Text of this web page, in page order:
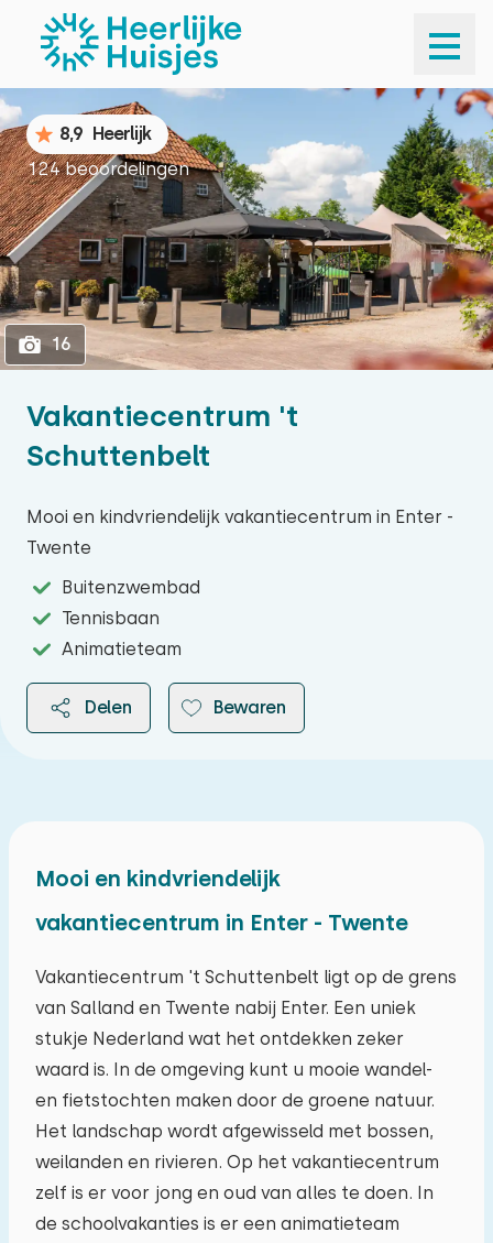
1
Vakantiecentrum 't
Schuttenbelt
Mooi en kindvriendelijk vakantiecentrum in Enter -
Twente
Buitenzwembad
Tennisbaan
Animatieteam
Delen Bewaren
8,9 Heerlijk
124 beoordelingen
16
Mooi en kindvriendelijk
vakantiecentrum in Enter - Twente
Vakantiecentrum 't Schuttenbelt ligt op de grens
van Salland en Twente nabij Enter. Een uniek
stukje Nederland wat het ontdekken zeker
waard is. In de omgeving kunt u mooie wandel-
en fietstochten maken door de groene natuur.
Het landschap wordt afgewisseld met bossen,
weilanden en rivieren. Op het vakantiecentrum
zelf is er voor jong en oud van alles te doen. In
de schoolvakanties is er een animatieteam
augustus 2026
ma di wo do vr za zo
27 28 29 30 31 01 02
03 04 05 06 07 08 09
10 11 12 13 14 15 16
17 18 19 20 21 22 23